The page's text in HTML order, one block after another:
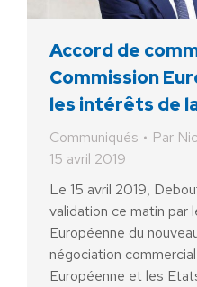
Accord de
Commission
les intérêts de
Communiqués Par
15 avril 2019
Le 15 avril 2019,
validation ce matin par
Européenne du
négociation
Européenne et les